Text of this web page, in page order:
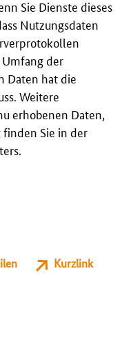
Sie Dienste dieses
Nutzungsdaten
der
Daten hat die
Weitere
erhobenen Daten,
Sie in der
Kurzlink